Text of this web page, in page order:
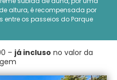
altura, é recompensada por
os passeios do Parque
– já incluso no valor da